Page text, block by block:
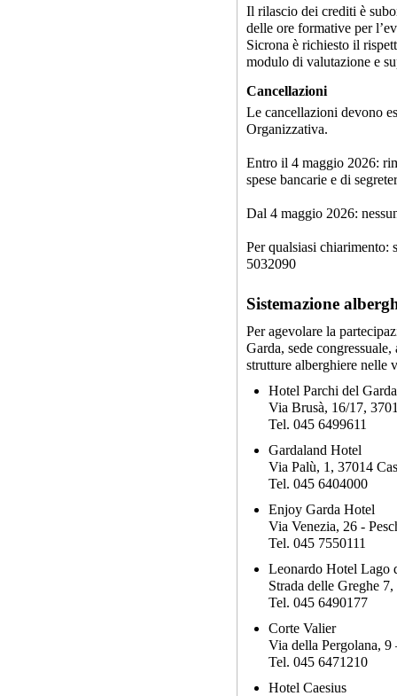
Il rilascio dei crediti è
delle ore formative per
Sicrona è richiesto il
modulo di valutazione e
Cancellazioni
Le cancellazioni devono
Organizzativa.
Entro il 4 maggio 2026:
spese bancarie e di
Dal 4 maggio 2026:
Per qualsiasi chiarimento:
5032090
Sistemazione
Per agevolare la
Garda, sede
strutture alberghiere nelle
Hotel Parchi del
Via Brusà, 16/17,
Tel. 045 6499611
Gardaland Hotel
Via Palù, 1, 37014
Tel. 045 6404000
Enjoy Garda Hotel
Via Venezia, 26 -
Tel. 045 7550111
Leonardo Hotel Lago
Strada delle Greghe
Tel. 045 6490177
Corte Valier
Via della Pergolana,
Tel. 045 6471210
Hotel Caesius